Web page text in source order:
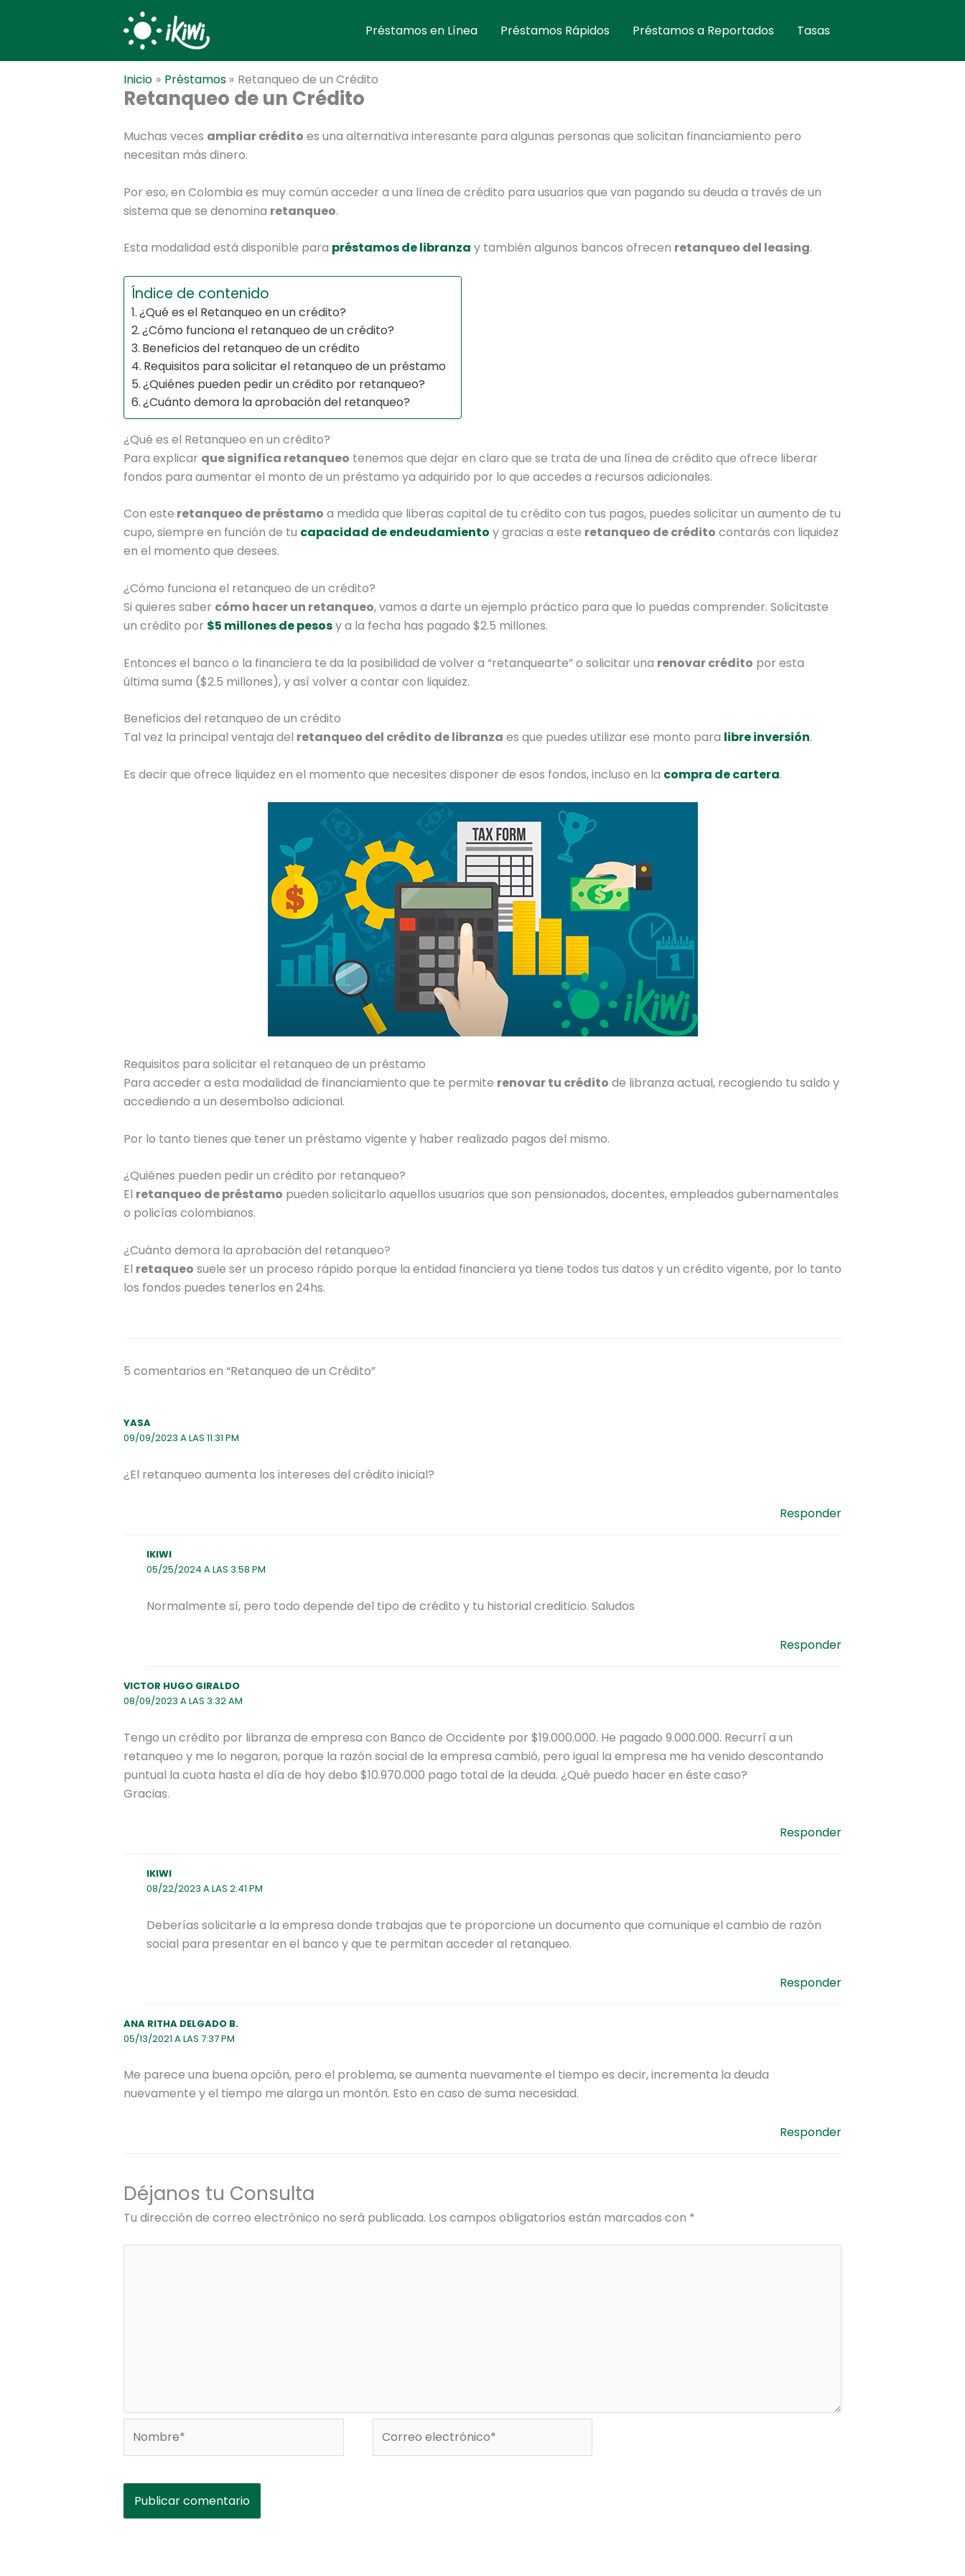
Préstamos en Línea Préstamos Rápidos Préstamos a Reportados Tasas
Inicio Préstamos Retanqueo de un Crédito
Retanqueo de un Crédito
Muchas veces ampliar crédito es una alternativa interesante para algunas personas que solicitan financiamiento pero
necesitan más dinero.
Por eso, en Colombia es muy común acceder a una línea de crédito para usuarios que van pagando su deuda a través de un
sistema que se denomina retanqueo.
Esta modalidad está disponible para préstamos de libranza y también algunos bancos ofrecen retanqueo del leasing.
Índice de contenido
¿Qué es el Retanqueo en un crédito?
¿Cómo funciona el retanqueo de un crédito?
Beneficios del retanqueo de un crédito
Requisitos para solicitar el retanqueo de un préstamo
¿Quiénes pueden pedir un crédito por retanqueo?
¿Cuánto demora la aprobación del retanqueo?
¿Qué es el Retanqueo en un crédito?
Para explicar que significa retanqueo tenemos que dejar en claro que se trata de una línea de crédito que ofrece liberar
fondos para aumentar el monto de un préstamo ya adquirido por lo que accedes a recursos adicionales.
Con este retanqueo de préstamo a medida que liberas capital de tu crédito con tus pagos, puedes solicitar un aumento de tu
cupo, siempre en función de tu capacidad de endeudamiento y gracias a este retanqueo de crédito contarás con liquidez
en el momento que desees.
¿Cómo funciona el retanqueo de un crédito?
Si quieres saber cómo hacer un retanqueo, vamos a darte un ejemplo práctico para que lo puedas comprender. Solicitaste
un crédito por $5 millones de pesosy a la fecha has pagado $2.5 millones.
Entonces el banco o la financiera te da la posibilidad de volver a “retanquearte” o solicitar una renovar crédito por esta
última suma ($2.5 millones), y así volver a contar con liquidez.
Beneficios del retanqueo de un crédito
Tal vez la principal ventaja del retanqueo del crédito de libranza es que puedes utilizar ese monto para libre inversión.
Es decir que ofrece liquidez en el momento que necesites disponer de esos fondos, incluso en la compra de cartera.
Requisitos para solicitar el retanqueo de un préstamo
Para acceder a esta modalidad de financiamiento que te permite renovar tu crédito de libranza actual, recogiendo tu saldo y
accediendo a un desembolso adicional.
Por lo tanto tienes que tener un préstamo vigente y haber realizado pagos del mismo.
¿Quiénes pueden pedir un crédito por retanqueo?
El retanqueo de préstamo pueden solicitarlo aquellos usuarios que son pensionados, docentes, empleados gubernamentales
o policías colombianos.
¿Cuánto demora la aprobación del retanqueo?
El retaqueo suele ser un proceso rápido porque la entidad financiera ya tiene todos tus datos y un crédito vigente, por lo tanto
los fondos puedes tenerlos en 24hs.
5 comentarios en “Retanqueo de un Crédito”
YASA
09/09/2023 A LAS 11:31 PM
¿El retanqueo aumenta los intereses del crédito inicial?
Responder
IKIWI
05/25/2024 A LAS 3:58 PM
Normalmente sí, pero todo depende del tipo de crédito y tu historial crediticio. Saludos
Responder
VICTOR HUGO GIRALDO
08/09/2023 A LAS 3:32 AM
Tengo un crédito por libranza de empresa con Banco de Occidente por $19.000.000. He pagado 9.000.000. Recurrí a un
retanqueo y me lo negaron, porque la razón social de la empresa cambió, pero igual la empresa me ha venido descontando
puntual la cuota hasta el día de hoy debo $10.970.000 pago total de la deuda. ¿Qué puedo hacer en éste caso?
Gracias.
Responder
IKIWI
08/22/2023 A LAS 2:41 PM
Deberías solicitarle a la empresa donde trabajas que te proporcione un documento que comunique el cambio de razón
social para presentar en el banco y que te permitan acceder al retanqueo.
Responder
ANA RITHA DELGADO B.
05/13/2021 A LAS 7:37 PM
Me parece una buena opción, pero el problema, se aumenta nuevamente el tiempo es decir, incrementa la deuda
nuevamente y el tiempo me alarga un montón. Esto en caso de suma necesidad.
Responder
Déjanos tu Consulta
Tu dirección de correo electrónico no será publicada. Los campos obligatorios están marcados con *
electrónico*